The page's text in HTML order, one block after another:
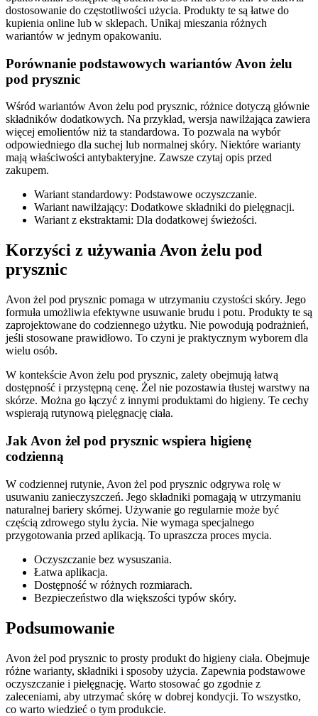
dostosowanie do częstotliwości użycia. Produkty te są łatwe do
kupienia online lub w sklepach. Unikaj mieszania różnych
wariantów w jednym opakowaniu.
Porównanie podstawowych wariantów Avon żelu
pod prysznic
Wśród wariantów Avon żelu pod prysznic, różnice dotyczą głównie
składników dodatkowych. Na przykład, wersja nawilżająca zawiera
więcej emolientów niż ta standardowa. To pozwala na wybór
odpowiedniego dla suchej lub normalnej skóry. Niektóre warianty
mają właściwości antybakteryjne. Zawsze czytaj opis przed
zakupem.
Wariant standardowy: Podstawowe oczyszczanie.
Wariant nawilżający: Dodatkowe składniki do pielęgnacji.
Wariant z ekstraktami: Dla dodatkowej świeżości.
Korzyści z używania Avon żelu pod
prysznic
Avon żel pod prysznic pomaga w utrzymaniu czystości skóry. Jego
formuła umożliwia efektywne usuwanie brudu i potu. Produkty te są
zaprojektowane do codziennego użytku. Nie powodują podrażnień,
jeśli stosowane prawidłowo. To czyni je praktycznym wyborem dla
wielu osób.
W kontekście Avon żelu pod prysznic, zalety obejmują łatwą
dostępność i przystępną cenę. Żel nie pozostawia tłustej warstwy na
skórze. Można go łączyć z innymi produktami do higieny. Te cechy
wspierają rutynową pielęgnację ciała.
Jak Avon żel pod prysznic wspiera higienę
codzienną
W codziennej rutynie, Avon żel pod prysznic odgrywa rolę w
usuwaniu zanieczyszczeń. Jego składniki pomagają w utrzymaniu
naturalnej bariery skórnej. Używanie go regularnie może być
częścią zdrowego stylu życia. Nie wymaga specjalnego
przygotowania przed aplikacją. To upraszcza proces mycia.
Oczyszczanie bez wysuszania.
Łatwa aplikacja.
Dostępność w różnych rozmiarach.
Bezpieczeństwo dla większości typów skóry.
Podsumowanie
Avon żel pod prysznic to prosty produkt do higieny ciała. Obejmuje
różne warianty, składniki i sposoby użycia. Zapewnia podstawowe
oczyszczanie i pielęgnację. Warto stosować go zgodnie z
zaleceniami, aby utrzymać skórę w dobrej kondycji. To wszystko,
co warto wiedzieć o tym produkcie.